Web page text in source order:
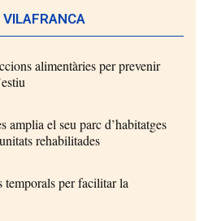
alimentàries per prevenir
amplia el seu parc d’habitatges
rehabilitades
temporals per facilitar la